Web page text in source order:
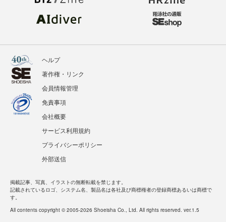
ヘルプ
著作権・リンク
会員情報管理
免責事項
会社概要
サービス利用規約
プライバシーポリシー
外部送信
掲載記事、写真、イラストの無断転載を禁じます。
記載されているロゴ、システム名、製品名は各社及び商標権者の登録商標あるいは商標で
す。
All contents copyright © 2005-2026 Shoeisha Co., Ltd. All rights reserved. ver.1.5